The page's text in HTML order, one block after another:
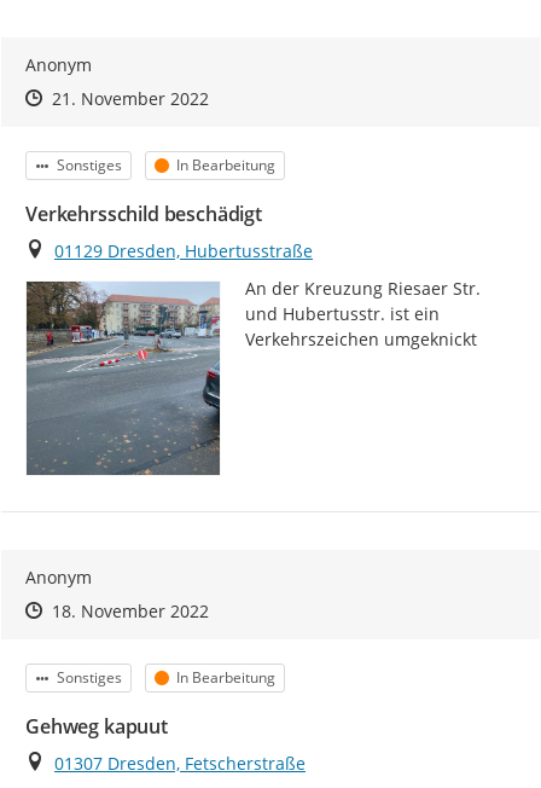
Anonym
Zeitpunkt des Erstellens
Zeitpunkt des Erstellens
21. November 2022Zur Äußerung
Kategorie
Sonstiges Status
In Bearbeitung
Verkehrsschild beschädigt
Ort
01129 Dresden, Hubertusstraße
An der Kreuzung Riesaer Str.
und Hubertusstr. ist ein
Verkehrszeichen umgeknickt
Anonym
Zeitpunkt des Erstellens
Zeitpunkt des Erstellens
18. November 2022Zur Äußerung
Kategorie
Sonstiges Status
In Bearbeitung
Gehweg kapuut
Ort
01307 Dresden, Fetscherstraße